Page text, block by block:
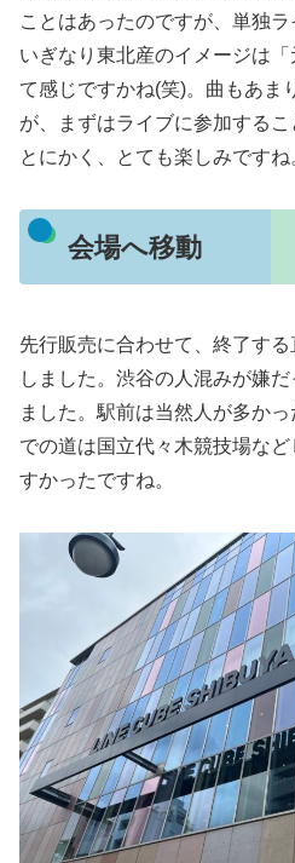
ことはあったのですが、単独ラ
いぎなり東北産のイメージは
て感じですかね(笑)。曲もあま
が、まずはライブに参加する
とにかく、とても楽しみですね
会場へ移動
先行販売に合わせて、終了す
しました。渋谷の人混みが嫌
ました。駅前は当然人が多か
での道は国立代々木競技場な
すかったですね。